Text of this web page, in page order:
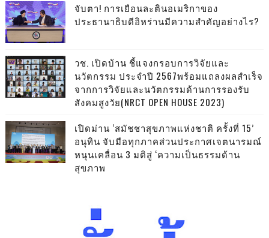
จับตา! การเยือนละตินอเมริกาของ
ประธานาธิบดีอิหร่านมีความสำคัญอย่างไร?
วช. เปิดบ้าน ชี้แจงกรอบการวิจัยและ
นวัตกรรม ประจำปี 2567พร้อมแถลงผลสำเร็จ
จากการวิจัยและนวัตกรรมด้านการรองรับ
สังคมสูงวัย(NRCT OPEN HOUSE 2023)
เปิดม่าน ‘สมัชชาสุขภาพแห่งชาติ ครั้งที่ 15’
อนุทิน จับมือทุกภาคส่วนประกาศเจตนารมณ์
หนุนเคลื่อน 3 มติสู่ ‘ความเป็นธรรมด้าน
สุขภาพ